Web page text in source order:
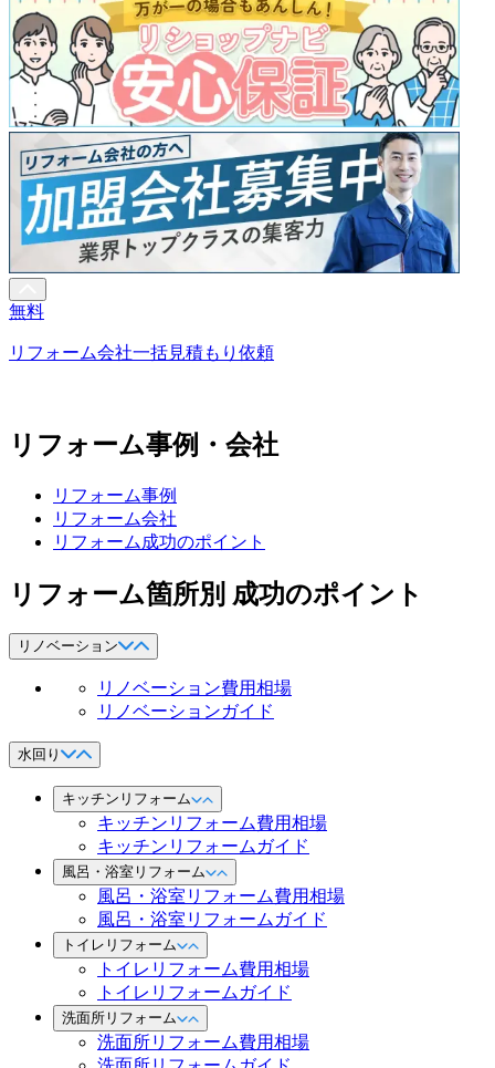
無料
リフォーム会社一括見積もり依頼
リフォーム事例・会社
リフォーム事例
リフォーム会社
リフォーム成功のポイント
リフォーム箇所別 成功のポイント
リノベーション
リノベーション費用相場
リノベーションガイド
水回り
キッチンリフォーム
キッチンリフォーム費用相場
キッチンリフォームガイド
風呂・浴室リフォーム
風呂・浴室リフォーム費用相場
風呂・浴室リフォームガイド
トイレリフォーム
トイレリフォーム費用相場
トイレリフォームガイド
洗面所リフォーム
洗面所リフォーム費用相場